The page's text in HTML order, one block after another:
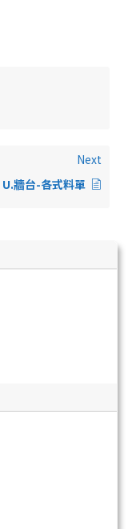
Next
U.牆台-各式料單